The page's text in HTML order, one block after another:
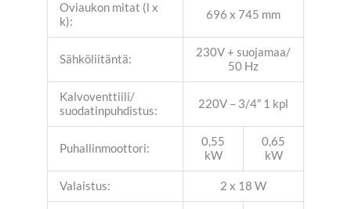
Oviaukon mitat (l x
k):
696 x 745 mm
Sähköliitäntä:
230V + suojamaa/
50 Hz
Kalvoventtiili/
suodatinpuhdistus:
220V – 3/4″ 1 kpl
Puhallinmoottori:
0,55
kW
0,65
kW
Valaistus: 2 x 18 W